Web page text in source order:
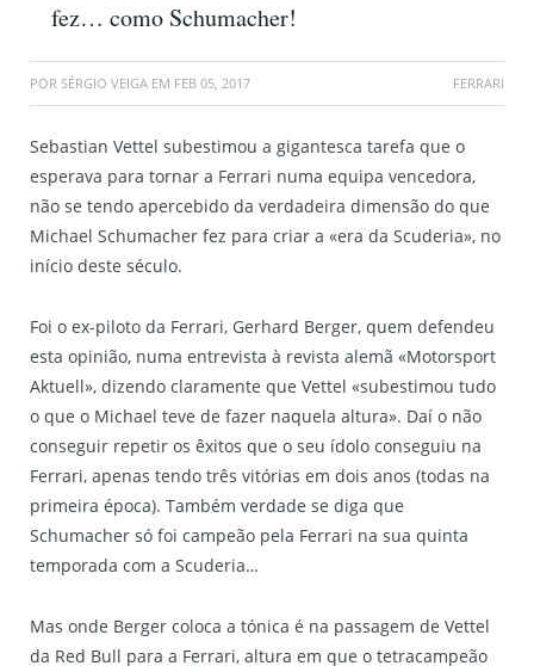
fez… como Schumacher!
POR SÉRGIO VEIGA EM FEB 05, 2017 FERRARI
Sebastian Vettel subestimou a gigantesca tarefa que o
esperava para tornar a Ferrari numa equipa vencedora,
não se tendo apercebido da verdadeira dimensão do que
Michael Schumacher fez para criar a «era da Scuderia», no
início deste século.
Foi o ex-piloto da Ferrari, Gerhard Berger, quem defendeu
esta opinião, numa entrevista à revista alemã «Motorsport
Aktuell», dizendo claramente que Vettel «subestimou tudo
o que o Michael teve de fazer naquela altura». Daí o não
conseguir repetir os êxitos que o seu ídolo conseguiu na
Ferrari, apenas tendo três vitórias em dois anos (todas na
primeira época). Também verdade se diga que
Schumacher só foi campeão pela Ferrari na sua quinta
temporada com a Scuderia…
Mas onde Berger coloca a tónica é na passagem de Vettel
da Red Bull para a Ferrari, altura em que o tetracampeão